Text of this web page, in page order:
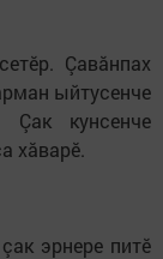
Çавăнпах
ыйтусенче
Çак кунсенче
хăварӗ.
эрнере питӗ